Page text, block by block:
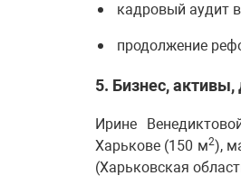
кадровый аудит
продолжение
5. Бизнес,
Ирине
Харькове (150 м2),
(Харьковская